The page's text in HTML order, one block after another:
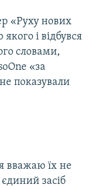
«Руху нових
якого і відбувся
словами,
«за
показували
вважаю їх не
засіб